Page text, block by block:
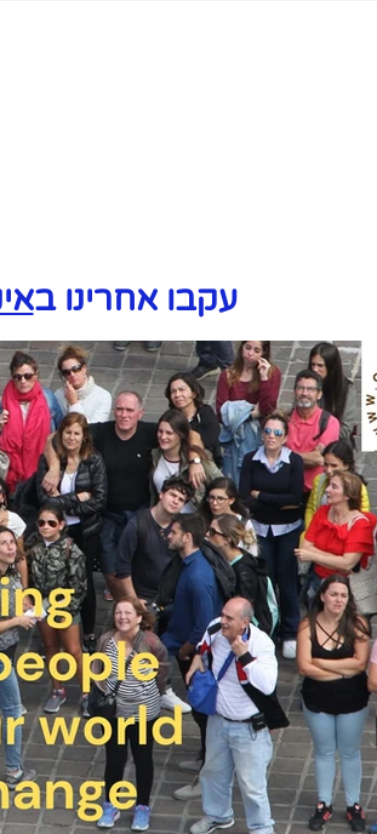
עקבו אחרינו ב